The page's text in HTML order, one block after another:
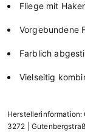
Fliege mit
Vorgebundene
Farblich
Vielseitig
Herstellerinformation:
3272 |